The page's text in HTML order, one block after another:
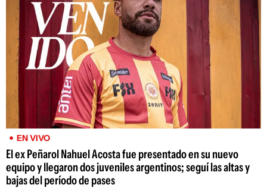
EN VIVO
El ex Peñarol Nahuel Acosta fue presentado en su nuevo
equipo y llegaron dos juveniles argentinos; seguí las altas y
bajas del período de pases